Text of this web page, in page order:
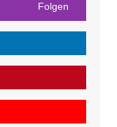
Folgen